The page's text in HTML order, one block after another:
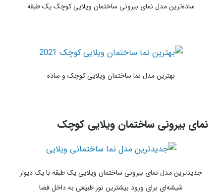
ساده‌ترین مدل نمای بیرونی ساختمان ویلایی کوچک یک طبقه
بهترین مدل نما ساختمان ویلایی کوچک و ساده
نمای بیرونی ساختمان ویلایی کوچک
جدیدترین مدل نمای بیرونی ساختمان ویلایی یک طبقه با یک دیوار
شیشه‌ای برای ورود بیشترین نور طبیعی به داخل فضا